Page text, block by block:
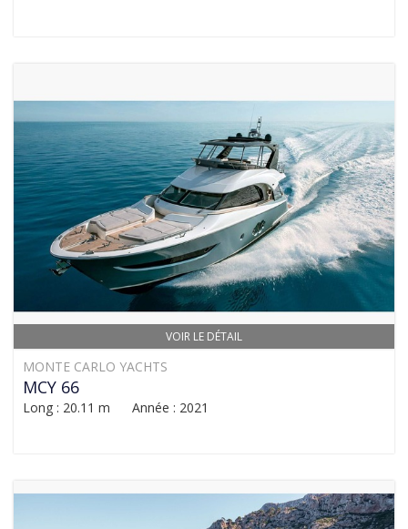
VOIR LE DÉTAIL
MONTE CARLO YACHTS
MCY 66
Long : 20.11 m Année : 2021